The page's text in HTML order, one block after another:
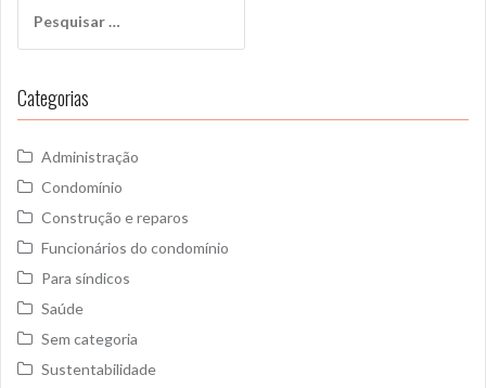
s
u
i
s
r
p
o
r
Categorias
Administração
Condomínio
Construção e reparos
Funcionários do condomínio
Para síndicos
Saúde
Sem categoria
Sustentabilidade